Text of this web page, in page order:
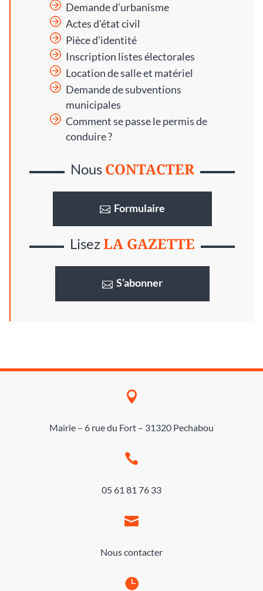
Demande d’urbanisme
Actes d’état civil
Pièce d’identité
Inscription listes électorales
Location de salle et matériel
Demande de subventions
municipales
Comment se passe le permis de
conduire ?
Nous CONTACTER
Formulaire
LisezLA GAZETTE
S’abonner

Mairie – 6 rue du Fort – 31320 Pechabou

05 61 81 76 33

Nous contacter
